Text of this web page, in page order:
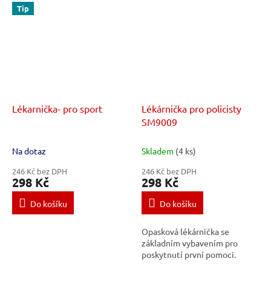
Tip
Lékarnička- pro sport
Na dotaz
246 Kč bez DPH
298 Kč
Do košíku
Lékárnička pro policisty
SM9009
Skladem (4 ks)
246 Kč bez DPH
298 Kč
Do košíku
Opasková lékárnička se
základním vybavením pro
poskytnutí první pomoci.